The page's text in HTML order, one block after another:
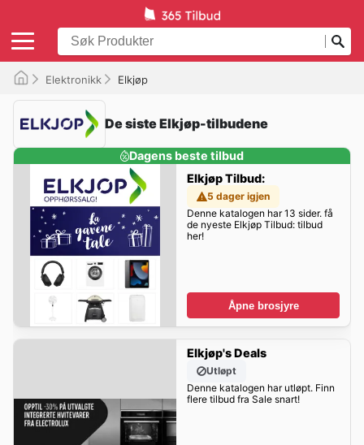
Elektronikk Elkjøp
De siste Elkjøp-tilbudene
Dagens beste tilbud
Elkjøp Tilbud:
5 dager igjen
Denne katalogen har 13 sider. få
de nyeste Elkjøp Tilbud: tilbud
her!
Åpne brosjyre
Elkjøp's Deals
Utløpt
Denne katalogen har utløpt. Finn
flere tilbud fra Sale snart!